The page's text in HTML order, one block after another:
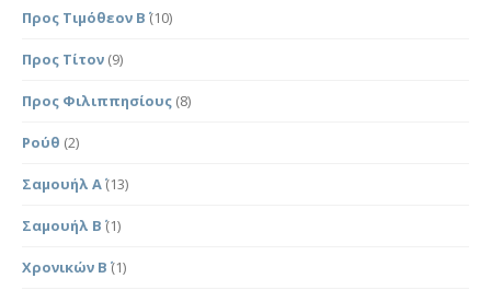
Προς Τιμόθεον Β΄ (10)
Προς Τίτον (9)
Προς Φιλιππησίους (8)
Ρούθ (2)
Σαμουήλ Α΄(13)
Σαμουήλ Β΄ (1)
Χρονικών Β΄ (1)